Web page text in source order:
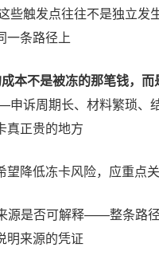
触发点往往不是独立发
一条路径上
本不是被冻的那笔钱，而
诉周期长、材料繁琐、
真正贵的地方
望降低冻卡风险，应重点关
源是否可解释——整条路
明来源的凭证